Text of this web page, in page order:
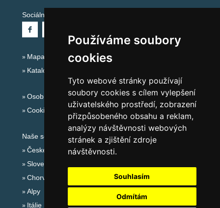
Používáme soubory
cookies
Tyto webové stránky používají
soubory cookies s cílem vylepšení
uživatelského prostředí, zobrazení
přizpůsobeného obsahu a reklam,
analýzy návštěvnosti webových
stránek a zjištění zdroje
návštěvnosti.
Souhlasím
Odmítám
Sociální sítě:
Mapa serveru Alpy - Rakousko
Katalog ubytování
Osobní údaje
Cookies
Naše servery:
České hory
Slovenské hory
Chorvatsko
Alpy
Itálie